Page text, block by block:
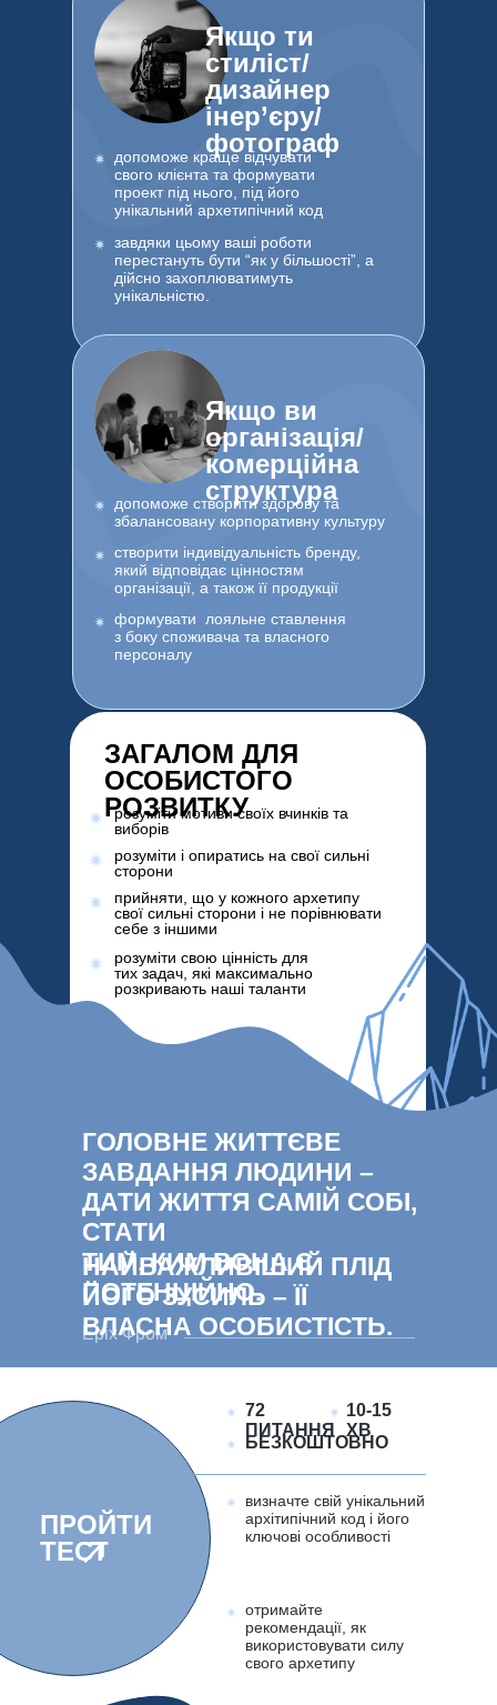
допоможе краще відчувати
свого клієнта та формувати
проект під нього, під його
унікальний архетипічний код
завдяки цьому ваші роботи
перестануть бути “як у більшості”, а
дійсно захоплюватимуть
унікальністю.
Якщо ви
організація/
комерційна
структура
допоможе створити здорову та
збалансовану корпоративну культуру
створити індивідуальність бренду,
який відповідає цінностям
організації, а також її продукції
формувати лояльне ставлення
з боку споживача та власного
персоналу
Якщо ти
стиліст/
дизайнер
інер’єру/
фотограф
ЗАГАЛОМ ДЛЯ
ОСОБИСТОГО
РОЗВИТКУ
розуміти мотиви своїх вчинків та
виборів
розуміти і опиратись на свої сильні
сторони
прийняти, що у кожного архетипу
свої сильні сторони і не порівнювати
себе з іншими
розуміти свою цінність для
тих задач, які максимально
розкривають наші таланти
ГОЛОВНЕ ЖИТТЄВЕ
ЗАВДАННЯ ЛЮДИНИ –
ДАТИ ЖИТТЯ САМІЙ СОБІ,
СТАТИ
ТИМ, КИМ ВОНА Є
ПОТЕНЦІЙНО.
НАЙВАЖЛИВІШИЙ ПЛІД
ЙОГО ЗУСИЛЬ – ЇЇ
ВЛАСНА ОСОБИСТІСТЬ.
72
ПИТАННЯ
БЕЗКОШТОВНО
10-15
ХВ
визначте свій унікальний
архітипічний код і його
ключові особливості
отримайте
рекомендації, як
використовувати силу
свого архетипу
Еріх Фром
ПРОЙТИ
ТЕСТ